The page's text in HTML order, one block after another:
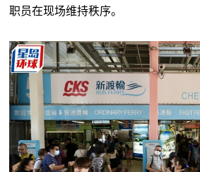
职员在现场维持秩序。